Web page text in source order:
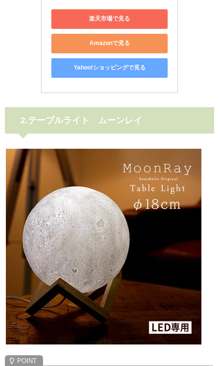
楽天市場で見る
Amazonで見る
Yahoo!ショッピングで見る
2.テーブルライト ムーンレイ